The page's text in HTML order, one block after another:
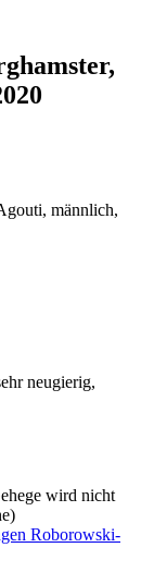
männlich,
neugierig,
wird nicht
Roborowski-